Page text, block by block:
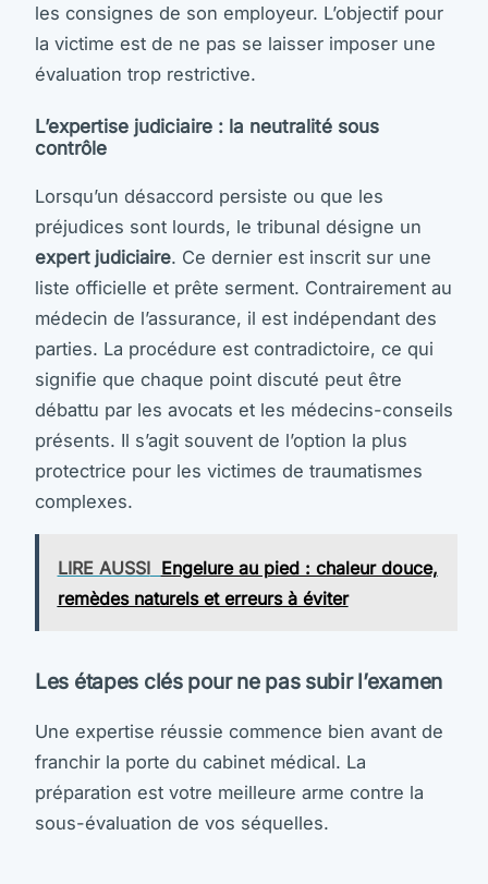
les consignes de son employeur. L’objectif pour
la victime est de ne pas se laisser imposer une
évaluation trop restrictive.
L’expertise judiciaire : la neutralité sous
contrôle
Lorsqu’un désaccord persiste ou que les
préjudices sont lourds, le tribunal désigne un
expert judiciaire. Ce dernier est inscrit sur une
liste officielle et prête serment. Contrairement au
médecin de l’assurance, il est indépendant des
parties. La procédure est contradictoire, ce qui
signifie que chaque point discuté peut être
débattu par les avocats et les médecins-conseils
présents. Il s’agit souvent de l’option la plus
protectrice pour les victimes de traumatismes
complexes.
LIRE AUSSI Engelure au pied : chaleur douce,
remèdes naturels et erreurs à éviter
Les étapes clés pour ne pas subir l’examen
Une expertise réussie commence bien avant de
franchir la porte du cabinet médical. La
préparation est votre meilleure arme contre la
sous-évaluation de vos séquelles.